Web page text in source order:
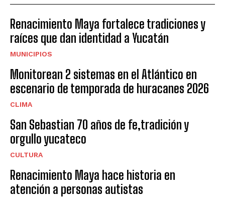
Renacimiento Maya fortalece tradiciones y
raíces que dan identidad a Yucatán
MUNICIPIOS
Monitorean 2 sistemas en el Atlántico en
escenario de temporada de huracanes 2026
CLIMA
San Sebastian 70 años de fe,tradición y
orgullo yucateco
CULTURA
Renacimiento Maya hace historia en
atención a personas autistas